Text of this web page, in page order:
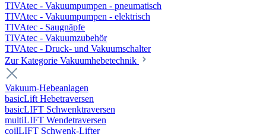
TIVAtec - Vakuumpumpen - pneumatisch
TIVAtec - Vakuumpumpen - elektrisch
TIVAtec - Saugnäpfe
TIVAtec - Vakuumzubehör
TIVAtec - Druck- und Vakuumschalter
Zur Kategorie Vakuumhebetechnik
Vakuum-Hebeanlagen
basicLift Hebetraversen
basicLIFT Schwenktraversen
multiLIFT Wendetraversen
coilLIFT Schwenk-Lifter